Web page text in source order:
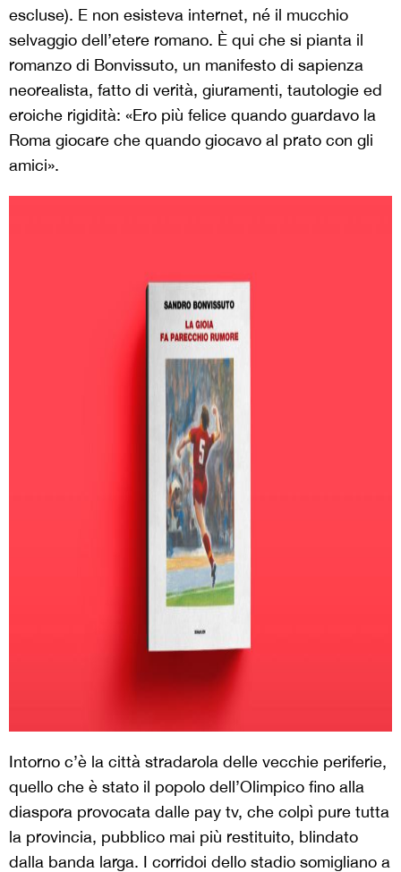
escluse). E non esisteva internet, né il mucchio
selvaggio dell’etere romano. È qui che si pianta il
romanzo di Bonvissuto, un manifesto di sapienza
neorealista, fatto di verità, giuramenti, tautologie ed
eroiche rigidità: «Ero più felice quando guardavo la
Roma giocare che quando giocavo al prato con gli
amici».
Intorno c’è la città stradarola delle vecchie periferie,
quello che è stato il popolo dell’Olimpico fino alla
diaspora provocata dalle pay tv, che colpì pure tutta
la provincia, pubblico mai più restituito, blindato
dalla banda larga. I corridoi dello stadio somigliano a